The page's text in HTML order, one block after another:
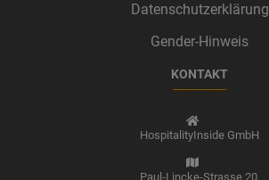
Datenschutzerklärung
Gender-Hinweis
KONTAKT
HospitalityInside GmbH
Paul-Lincke-Strasse 20,